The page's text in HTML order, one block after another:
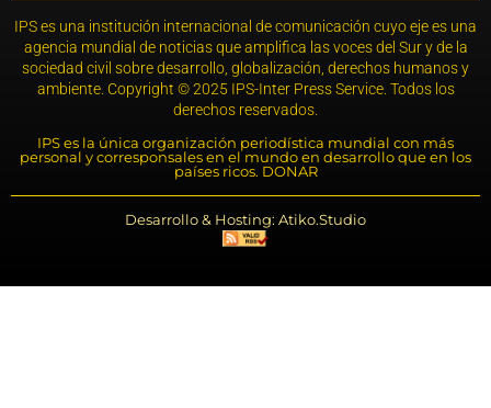
IPS es una institución internacional de comunicación cuyo eje es una
agencia mundial de noticias que amplifica las voces del Sur y de la
sociedad civil sobre desarrollo, globalización, derechos humanos y
ambiente. Copyright © 2025 IPS-Inter Press Service. Todos los
derechos reservados.
IPS es la única organización periodística mundial con más
personal y corresponsales en el mundo en desarrollo que en los
países ricos. DONAR
Desarrollo & Hosting: Atiko.Studio